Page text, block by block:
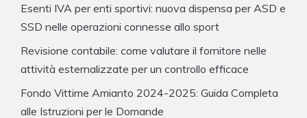
Esenti IVA per enti sportivi: nuova dispensa per ASD e
SSD nelle operazioni connesse allo sport
Revisione contabile: come valutare il fornitore nelle
attività esternalizzate per un controllo efficace
Fondo Vittime Amianto 2024-2025: Guida Completa
alle Istruzioni per le Domande